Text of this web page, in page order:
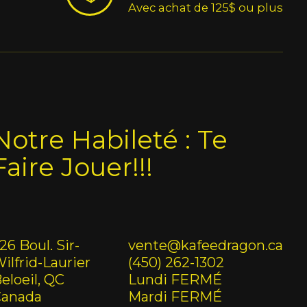
Avec achat de 125$ ou plus
Habileté : Te
Jouer!!!
Boul. Sir-
Laurier
QC
vente@kafeedragon.ca
(450) 262-1302
Lundi FERMÉ
Mardi FERMÉ